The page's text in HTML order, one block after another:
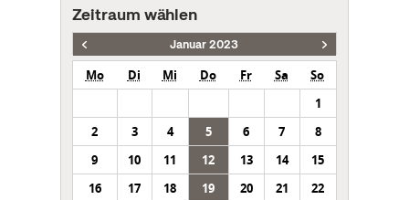
Zeitraum wählen
Januar 2023
Mo Di Mi Do Fr Sa
So
1
2
3 4 5 6 7
8
9
10 11 12 13 14
15
16
17 18 19 20 21
22